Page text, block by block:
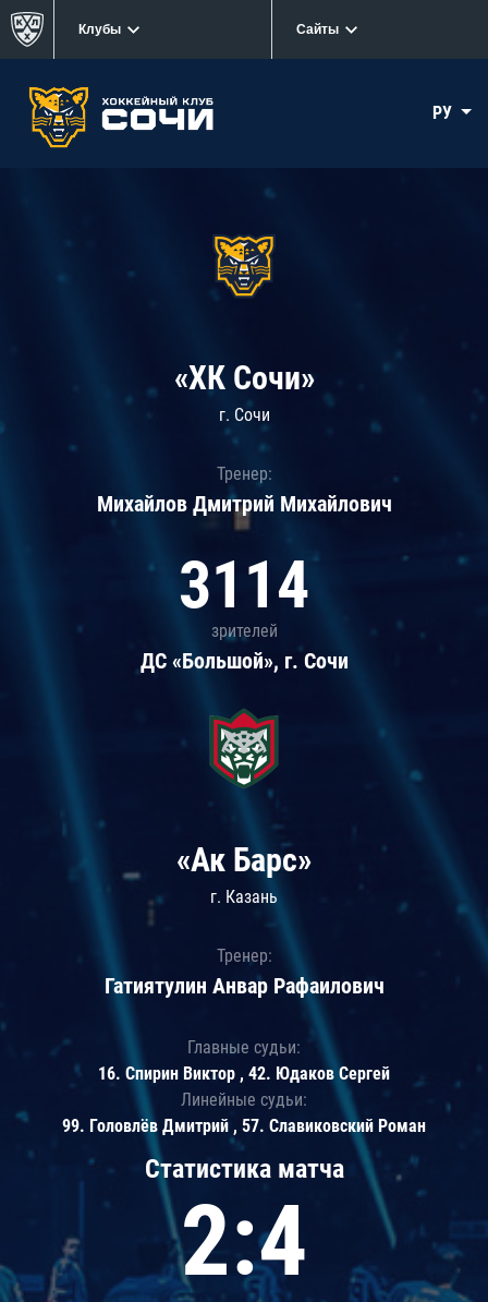
Клубы Сайты
РУ
«ХК Сочи»
г. Сочи
Тренер:
Михайлов Дмитрий Михайлович
3114
зрителей
ДС «Большой», г. Сочи
Статистика матча
2:4
«Ак Барс»
г. Казань
Тренер:
Гатиятулин Анвар Рафаилович
Главные судьи:
16. Спирин Виктор , 42. Юдаков Сергей
Линейные судьи:
99. Головлёв Дмитрий , 57. Славиковский Роман